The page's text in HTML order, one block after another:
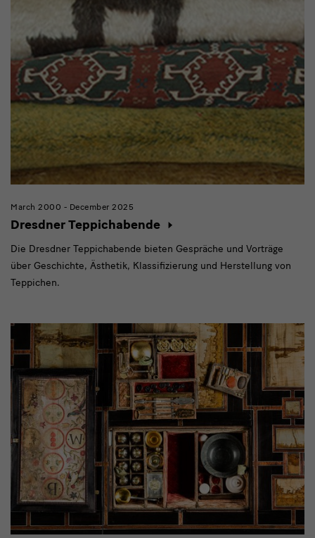
March 2000 - December 2025
Dresdner Teppichabende
Die Dresdner Teppichabende bieten Gespräche und Vorträge
über Geschichte, Ästhetik, Klassifizierung und Herstellung von
Teppichen.